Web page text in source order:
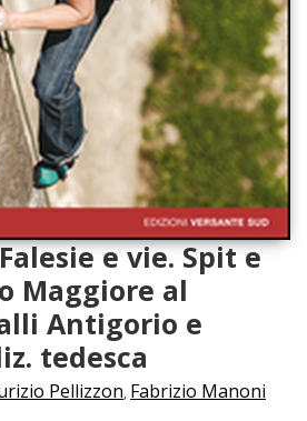
e vie. Spit e
Maggiore al
Antigorio e
tedesca
Pellizzon, Fabrizio Manoni